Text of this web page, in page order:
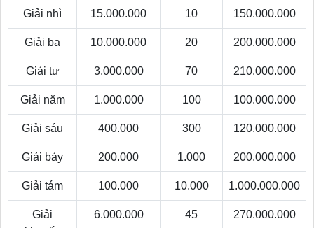
Giải nhì 15.000.000 10 150.000.000
Giải ba 10.000.000 20 200.000.000
Giải tư 3.000.000 70 210.000.000
Giải năm 1.000.000 100 100.000.000
Giải sáu 400.000 300 120.000.000
Giải bảy 200.000 1.000 200.000.000
Giải tám 100.000 10.000 1.000.000.000
Giải
6.000.000 45 270.000.000